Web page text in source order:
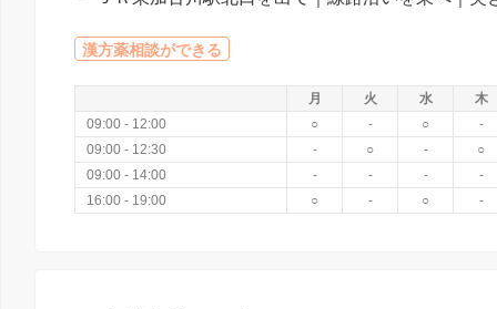
漢方薬相談ができる
月 火 水
木
09:00 - 12:00
○ - ○
-
09:00 - 12:30
- ○ -
○
09:00 - 14:00
- - -
-
16:00 - 19:00
○ - ○ -